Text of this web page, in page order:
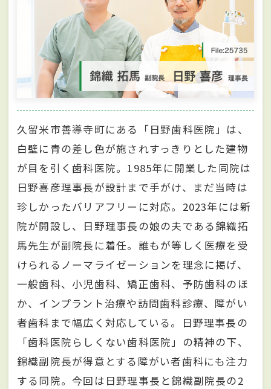
久留米市善導寺町にある「日野歯科医院」は、
白壁に青の差し色が施されすっきりとした建物
が目を引く歯科医院。1985年に開業した同院は
日野喜彦理事長が設計まで手がけ、まだ当時は
珍しかったバリアフリーに対応。2023年には新
院が開設し、日野理事長の娘の夫である錦織拓
馬先生が副院長に着任。誰もが等しく医療を受
けられるノーマライゼーションを理念に掲げ、
一般歯科、小児歯科、矯正歯科、予防歯科のほ
か、インプラント治療や訪問歯科診療、障がい
者歯科まで幅広く対応している。日野理事長の
「歯科医院らしくない歯科医院」の精神の下、
錦織副院長が得意とする障がい者歯科にも注力
する同院。今回は日野理事長と錦織副院長の2